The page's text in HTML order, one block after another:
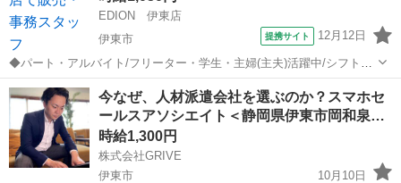
EDION 伊東店
伊東市
提携サイト 12月12日
◆パート・アルバイト/フリーター・学生・主婦(主夫)活躍中/シフト制/
事務作業もあり◆ 家電量販店エディオン店内でのお仕事です。商品の
補充・レジ・簡単なお客応対、事務、電話受付などがあります。 募集
強化中！ 家電の知識がなく...
静岡 伊東市 携帯ショップ
今なぜ、人材派遣会社を選ぶのか？スマホセ
ールスアソシエイト＜静岡県伊東市岡和泉…
時給1,300円
株式会社GRIVE
伊東市
10月10日